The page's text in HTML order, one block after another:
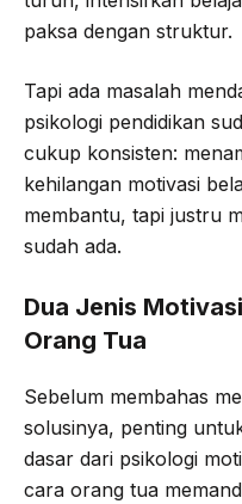
paksa dengan struktur.
Tapi ada masalah
psikologi pendidikan
cukup konsisten:
kehilangan motivasi
membantu, tapi justru
sudah ada.
Dua Jenis
Orang Tua
Sebelum membahas
solusinya, penting
dasar dari psikologi
cara orang tua